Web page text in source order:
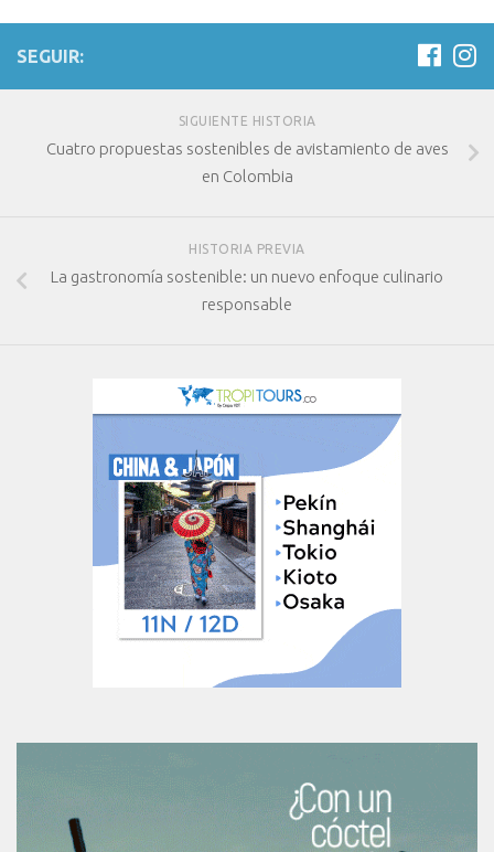
SEGUIR:
SIGUIENTE HISTORIA
Cuatro propuestas sostenibles de avistamiento de aves
en Colombia
HISTORIA PREVIA
La gastronomía sostenible: un nuevo enfoque culinario
responsable